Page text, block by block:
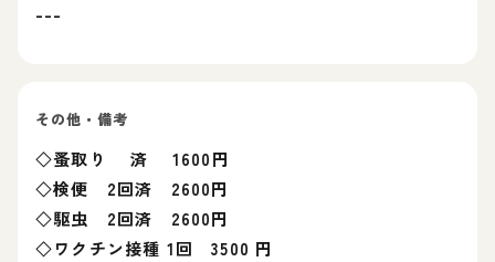
---
その他・備考
◇蚤取り 済 1600円
◇検便 2回済 2600円
◇駆虫 2回済 2600円
◇ワクチン接種 1回 3500 円